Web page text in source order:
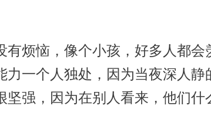
烦恼，像个小孩，好多人都
一个人独处，因为当夜深人
强，因为在别人看来，他们
很难发现他们内心深处的创伤